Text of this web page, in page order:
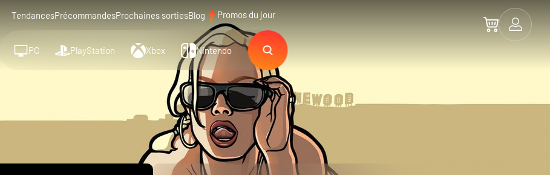
TendancesPrécommandesProchaines sortiesBlog Promos du jour
PC PlayStation Xbox Nintendo